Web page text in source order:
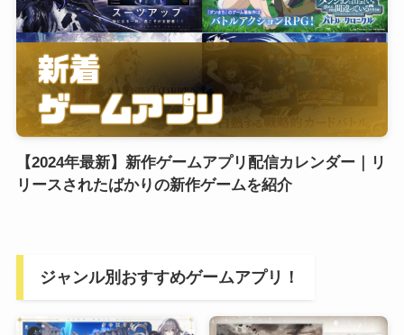
【2024年最新】新作ゲームアプリ配信カレンダー｜リ
リースされたばかりの新作ゲームを紹介
ジャンル別おすすめゲームアプリ！